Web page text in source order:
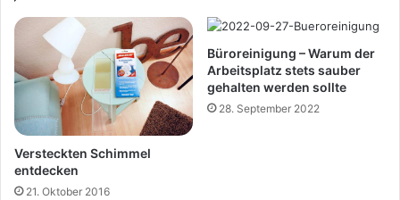
Versteckten Schimmel
entdecken
21. Oktober 2016
Büroreinigung – Warum der
Arbeitsplatz stets sauber
gehalten werden sollte
28. September 2022